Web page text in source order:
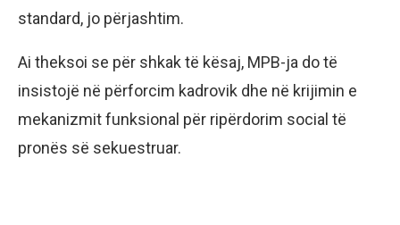
standard, jo përjashtim.
Ai theksoi se për shkak të kësaj, MPB-ja do të
insistojë në përforcim kadrovik dhe në krijimin e
mekanizmit funksional për ripërdorim social të
pronës së sekuestruar.